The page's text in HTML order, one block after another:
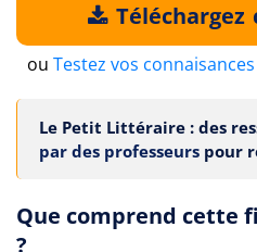
ou Testez vos
Le Petit Littéraire : des
par des professeurs pour
Que comprend cette
?